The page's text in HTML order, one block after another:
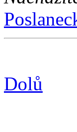
Dolů